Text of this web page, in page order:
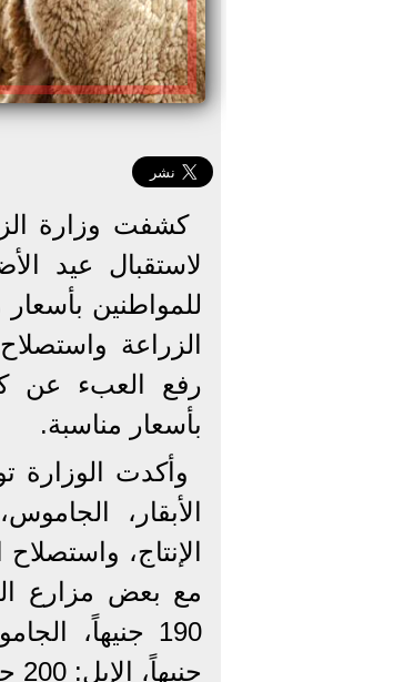
كشفت وزارة
لاستقبال عيد
للمواطنين
الزراعة
رفع العبء عن
بأسعار مناسبة.
الأبقار،
الإنتاج،
مع بعض مزارع
جنيهاً، الإبل: 200 جنيه.